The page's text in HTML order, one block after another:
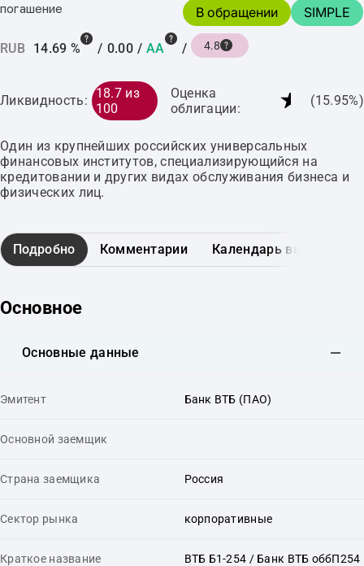
погашение
В обращении
SIMPLE
RUB 14.69 % / 0.00 / AA / 4.8
Ликвидность: 18.7 из
100
Оценка
облигации:
★ (15.95%)
Один из крупнейших российских универсальных
финансовых институтов, специализирующийся на
кредитовании и других видах обслуживания бизнеса и
физических лиц.
Подробно Комментарии Календарь выплат
Основное
Основные данные
Эмитент Банк ВТБ (ПАО)
Основной заемщик
Страна заемщика Россия
Сектор рынка корпоративные
Краткое название ВТБ Б1-254 / Банк ВТБ оббП254